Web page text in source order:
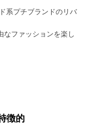
系プチブランドのリバ
なファッションを楽し
徴的